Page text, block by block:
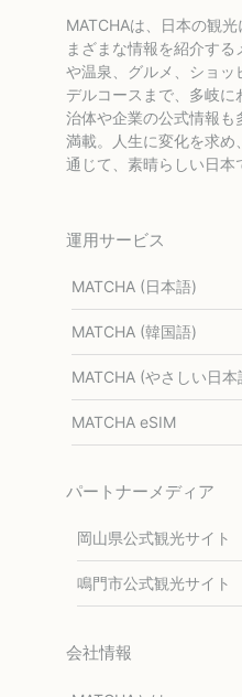
MATCHAは、日本の観
まざまな情報を紹介す
や温泉、グルメ、ショッ
デルコースまで、多岐
治体や企業の公式情報
満載。人生に変化を求め
通じて、素晴らしい日本
運用サービス
MATCHA (日本語)
MATCHA (韓国語)
MATCHA (やさしい日本
MATCHA eSIM
パートナーメディア
岡山県公式観光サイト
鳴門市公式観光サイト
会社情報